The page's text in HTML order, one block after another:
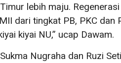
lebih maju.
dari tingkat PB, PKC dan
kiyai NU,” ucap Dawam.
Nugraha dan Ruzi